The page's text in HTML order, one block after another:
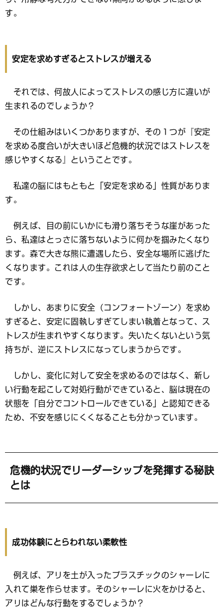
す。
安定を求めすぎるとストレスが増える
それでは、何故人によってストレスの感じ方に違いが
生まれるのでしょうか？
その仕組みはいくつかありますが、その１つが『安定
を求める度合いが大きいほど危機的状況ではストレスを
感じやすくなる』ということです。
私達の脳にはもともと「安定を求める」性質がありま
す。
例えば、目の前にいかにも滑り落ちそうな崖があった
ら、私達はとっさに落ちないように何かを掴みたくなり
ます。森で大きな熊に遭遇したら、安全な場所に逃げた
くなります。これは人の生存欲求として当たり前のこと
です。
しかし、あまりに安全（コンフォートゾーン）を求め
すぎると、安定に固執しすぎてしまい執着となって、ス
トレスが生まれやすくなります。失いたくないという気
持ちが、逆にストレスになってしまうからです。
しかし、変化に対して安全を求めるのではなく、新し
い行動を起こして対処行動ができていると、脳は現在の
状態を「自分でコントロールできている」と認知できる
ため、不安を感じにくくなることも分かっています。
危機的状況でリーダーシップを発揮する秘訣
とは
成功体験にとらわれない柔軟性
例えば、アリを土が入ったプラスチックのシャーレに
入れて巣を作らせます。そのシャーレに火をかけると、
アリはどんな行動をするでしょうか？